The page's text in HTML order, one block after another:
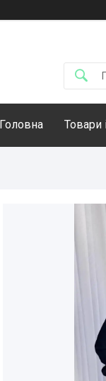
Головна Товари